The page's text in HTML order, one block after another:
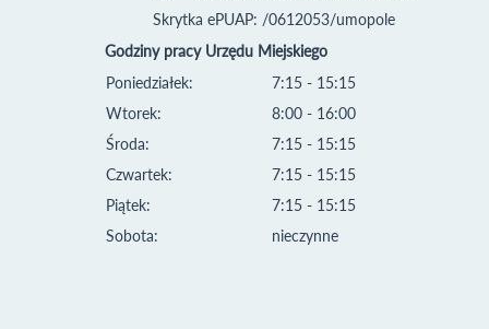
Skrytka ePUAP: /0612053/umopole
Godziny pracy Urzędu Miejskiego
Poniedziałek:
Wtorek:
Środa:
Czwartek:
Piątek:
Sobota:
7:15 - 15:15
8:00 - 16:00
7:15 - 15:15
7:15 - 15:15
7:15 - 15:15
nieczynne